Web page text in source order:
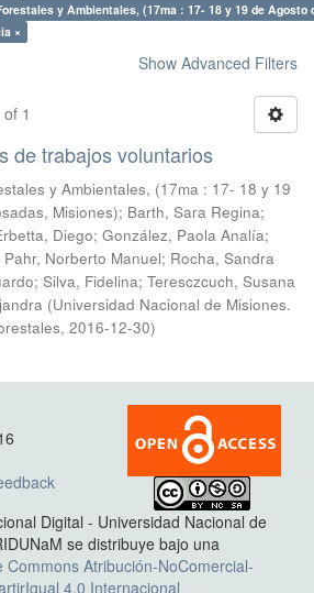
y Ambientales, (17ma : 17- 18 y 19 de Agosto
×
Show Advanced Filters
1
de trabajos voluntarios
y Ambientales, (17ma : 17- 18 y 19
Misiones); Barth, Sara Regina;
Diego; González, Paola Analía;
Norberto Manuel; Rocha, Sandra
Silva, Fidelina; Teresczcuch, Susana
(Universidad Nacional de Misiones.
, 2016-12-30)
Digital - Universidad Nacional de
se distribuye bajo una
Commons Atribución-NoComercial-
4.0 Internacional